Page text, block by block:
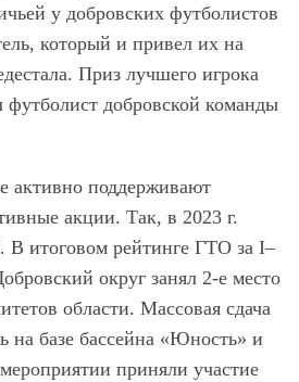
у добровских футболистов
который и привел их на
Приз лучшего игрока
футболист добровской команды
активно поддерживают
акции. Так, в 2023 г.
итоговом рейтинге ГТО за I–
округ занял 2-е место
области. Массовая сдача
на базе бассейна «Юность» и
приняли участие